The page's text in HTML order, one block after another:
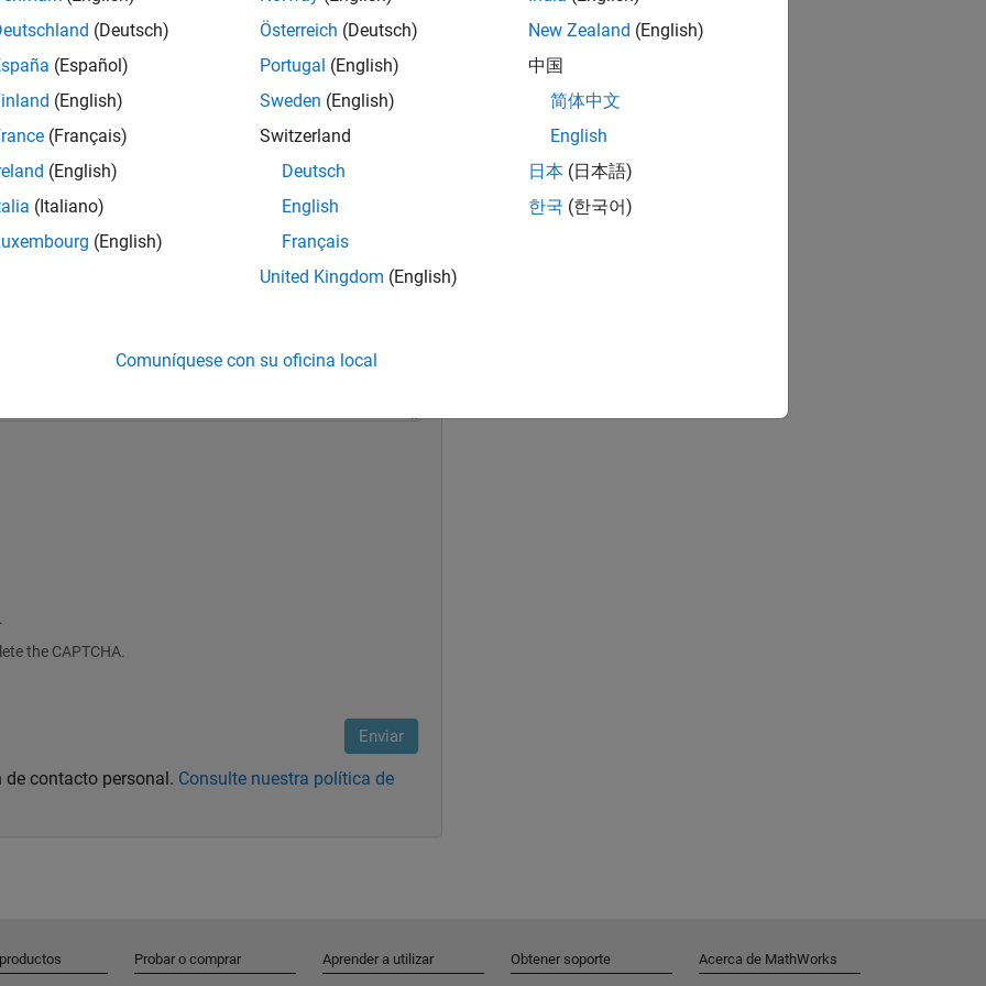
Incluya qué parte de la solicitud online
a completar la solicitud online.
the CAPTCHA.
de contacto personal. Consulte nuestra política de
(Deutsch)
(Español)
(English)
(Français)
(English)
(Italiano)
(English)
Österreich (Deutsch)
Portugal (English)
Sweden (English)
Switzerland
Deutsch
English
Français
United Kingdom (English)
New Zealand (English)
中国
简体中文
English
日本 (日本語)
한국 (한국어)
Comuníquese con su oficina local
Probar o comprar Aprender a utilizar Obtener soporte Acerca de MathWorks